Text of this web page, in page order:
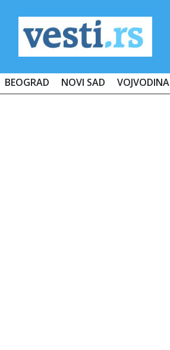
BEOGRAD NOVI SAD VOJVODINA